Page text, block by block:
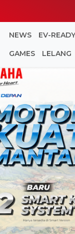
NEWS EV-
GAMES LELANG